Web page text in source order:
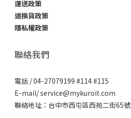
運送政策
退換貨政策
隱私權政策
聯絡我們
電話 / 04-27079199 #114 #115
E-mail/ service@mykuroit.com
聯絡地址：台中市西屯區西苑二街65號